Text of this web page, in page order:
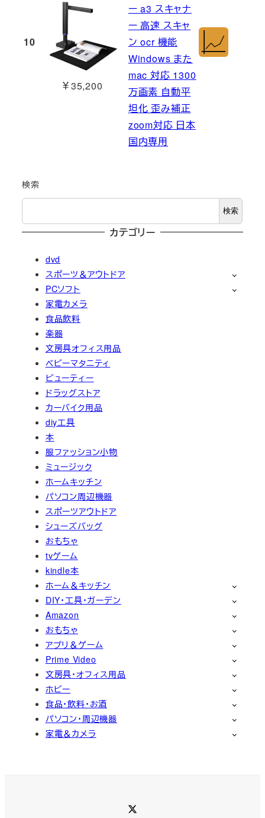
10
￥35,200
ー a3 スキャナ
ー 高速 スキャ
ン ocr 機能
Windows また
mac 対応 1300
万画素 自動平
坦化 歪み補正
zoom対応 日本
国内専用
検索
検索
カテゴリー
dvd
スポーツ＆アウトドア
PCソフト
家電カメラ
食品飲料
楽器
文房具オフィス用品
ベビーマタニティ
ビューティー
ドラッグストア
カーバイク用品
diy工具
本
服ファッション小物
ミュージック
ホームキッチン
パソコン周辺機器
スポーツアウトドア
シューズバッグ
おもちゃ
tvゲーム
kindle本
ホーム＆キッチン
DIY・工具・ガーデン
Amazon
おもちゃ
アプリ＆ゲーム
Prime Video
文房具・オフィス用品
ホビー
食品・飲料・お酒
パソコン・周辺機器
家電＆カメラ